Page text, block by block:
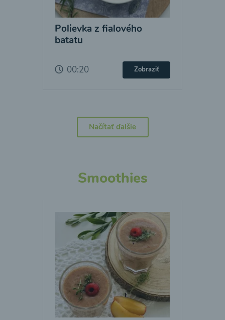
Polievka z fialového
batatu
00:20 Zobraziť
Načítať ďalšie
Smoothies